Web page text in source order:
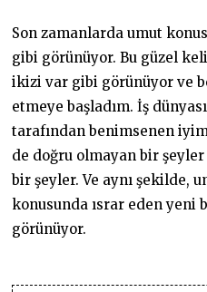
Son zamanlarda umut
gibi görünüyor. Bu güzel
ikizi var gibi görünüyor ve
etmeye başladım. İş
tarafından benimsenen
de doğru olmayan bir şeyler
bir şeyler. Ve aynı şekilde,
konusunda ısrar eden yeni
görünüyor.